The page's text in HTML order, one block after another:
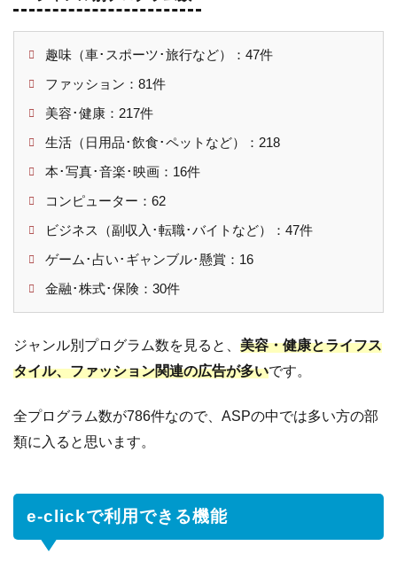
趣味（車･スポーツ･旅行など）：47件
ファッション：81件
美容･健康：217件
生活（日用品･飲食･ペットなど）：218
本･写真･音楽･映画：16件
コンピューター：62
ビジネス（副収入･転職･バイトなど）：47件
ゲーム･占い･ギャンブル･懸賞：16
金融･株式･保険：30件
ジャンル別プログラム数を見ると、 美容・健康とライフス
タイル、ファッション関連の広告が多いです。
全プログラム数が786件なので、ASPの中では多い方の部
類に入ると思います。
e-clickで利用できる機能